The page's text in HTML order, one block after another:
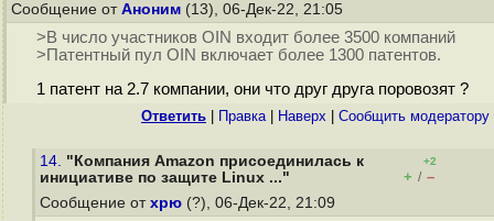
Сообщение от Аноним (13), 06-Дек-22, 21:05
>В число участников OIN входит более 3500 компаний
>Патентный пул OIN включает более 1300 патентов.
1 патент на 2.7 компании, они что друг друга поровозят ?
Ответить Правка| Наверх Cообщить модератору
14. "Компания Amazon присоединилась к
инициативе по защите Linux ..."
+2
+ / –
Сообщение от хрю (?), 06-Дек-22, 21:09